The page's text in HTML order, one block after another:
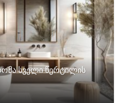
სველი წერტილის